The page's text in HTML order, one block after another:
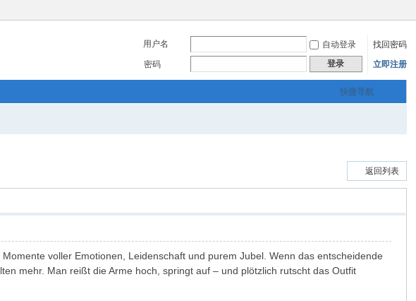
用户名 自动登录
找回密码
密码
登录 立即注册
快捷导航
返回列表
voller Emotionen, Leidenschaft und purem Jubel. Wenn das entscheidende
mehr. Man reißt die Arme hoch, springt auf – und plötzlich rutscht das Outfit